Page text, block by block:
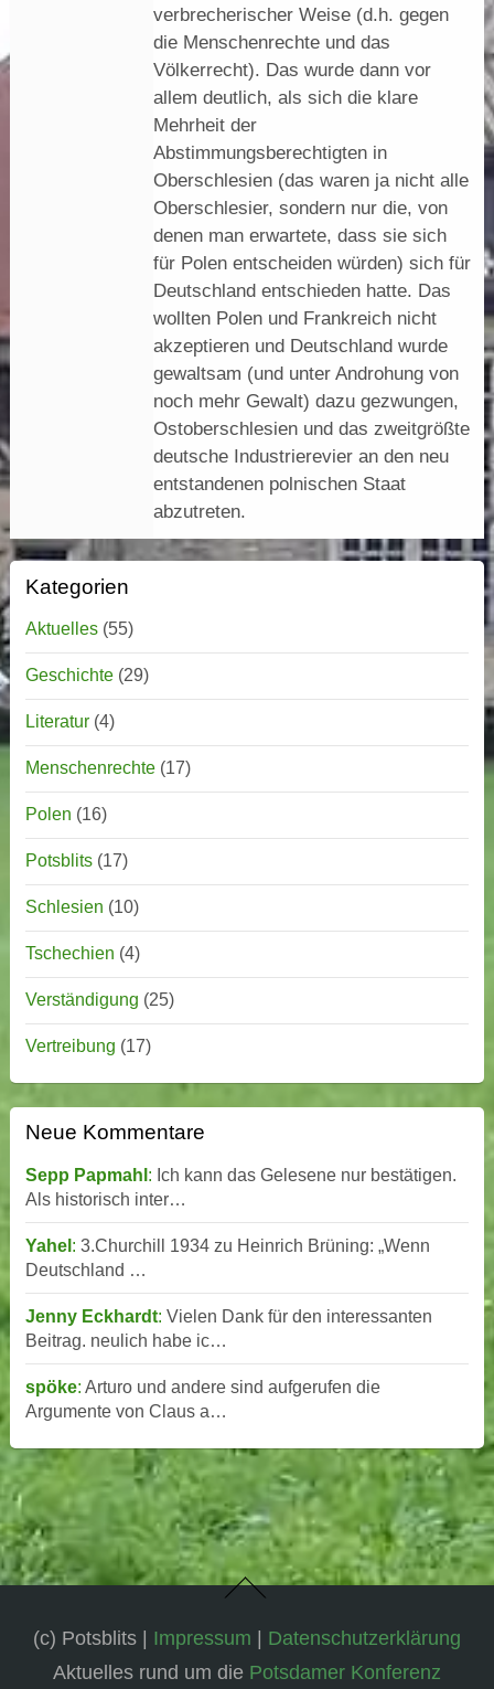
verbrecherischer Weise (d.h. gegen
die Menschenrechte und das
Völkerrecht). Das wurde dann vor
allem deutlich, als sich die klare
Mehrheit der
Abstimmungsberechtigten in
Oberschlesien (das waren ja nicht alle
Oberschlesier, sondern nur die, von
denen man erwartete, dass sie sich
für Polen entscheiden würden) sich für
Deutschland entschieden hatte. Das
wollten Polen und Frankreich nicht
akzeptieren und Deutschland wurde
gewaltsam (und unter Androhung von
noch mehr Gewalt) dazu gezwungen,
Ostoberschlesien und das zweitgrößte
deutsche Industrierevier an den neu
entstandenen polnischen Staat
abzutreten.
Kategorien
Aktuelles (55)
Geschichte (29)
Literatur (4)
Menschenrechte (17)
Polen (16)
Potsblits (17)
Schlesien (10)
Tschechien (4)
Verständigung (25)
Vertreibung (17)
Neue Kommentare
Sepp Papmahl : Ich kann das Gelesene nur bestätigen.
Als historisch inter…
Yahel : 3.Churchill 1934 zu Heinrich Brüning: „Wenn
Deutschland …
Jenny Eckhardt: Vielen Dank für den interessanten
Beitrag. neulich habe ic…
spöke: Arturo und andere sind aufgerufen die
Argumente von Claus a…
(c) Potsblits | Impressum | Datenschutzerklärung
Aktuelles rund um die Potsdamer Konferenz